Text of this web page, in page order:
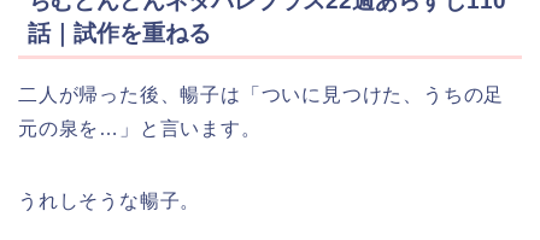
話｜試作を重ねる
二人が帰った後、暢子は「ついに見つけた、うちの足
元の泉を…」と言います。
うれしそうな暢子。